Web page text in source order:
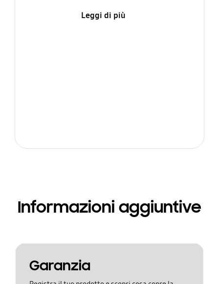
Leggi di più
Informazioni aggiuntive
Garanzia